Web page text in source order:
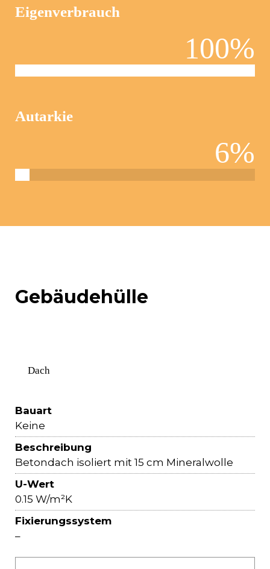
Eigenverbrauch
100%
Autarkie
6%
Gebäudehülle
Dach
Bauart
Keine
Beschreibung
Betondach isoliert mit 15 cm Mineralwolle
U-Wert
0.15 W/m²K
Fixierungssystem
–